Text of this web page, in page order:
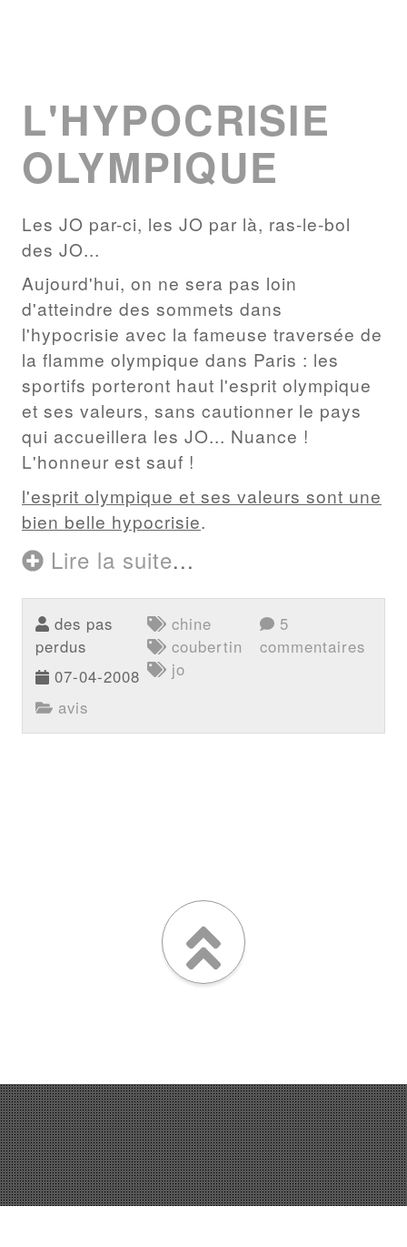
L'HYPOCRISIE
OLYMPIQUE
Les JO par-ci, les JO par là, ras-le-bol
des JO...
Aujourd'hui, on ne sera pas loin
d'atteindre des sommets dans
l'hypocrisie avec la fameuse traversée de
la flamme olympique dans Paris : les
sportifs porteront haut l'esprit olympique
et ses valeurs, sans cautionner le pays
qui accueillera les JO... Nuance !
L'honneur est sauf !
l'esprit olympique et ses valeurs sont une
bien belle hypocrisie.
Lire la suite...
des pas
perdus
07-04-2008
avis
chine
coubertin
jo
5
commentaires